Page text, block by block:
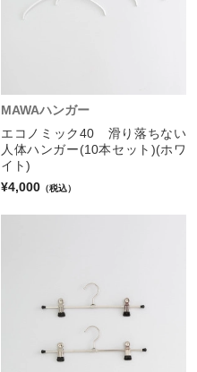
MAWAハンガー
エコノミック40 滑り落ちない
人体ハンガー(10本セット)(ホワ
イト)
¥4,000 （税込）